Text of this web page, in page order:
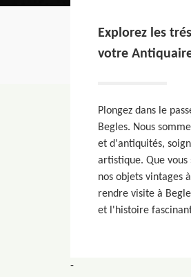
Explorez les
votre
Plongez dans le
Begles. Nous
et d'antiquités,
artistique. Que
nos objets vintages
rendre visite à
et l'histoire
-